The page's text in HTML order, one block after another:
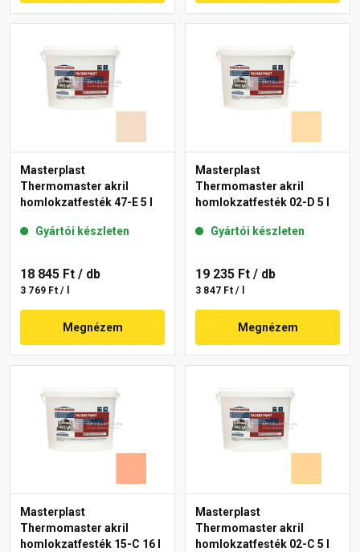
Masterplast
Thermomaster akril
homlokzatfesték 47-E 5 l
Gyártói készleten
18 845 Ft / db
3 769 Ft / l
Megnézem
Masterplast
Thermomaster akril
homlokzatfesték 02-D 5 l
Gyártói készleten
19 235 Ft / db
3 847 Ft / l
Megnézem
Masterplast
Thermomaster akril
homlokzatfesték 15-C 16 l
Masterplast
Thermomaster akril
homlokzatfesték 02-C 5 l